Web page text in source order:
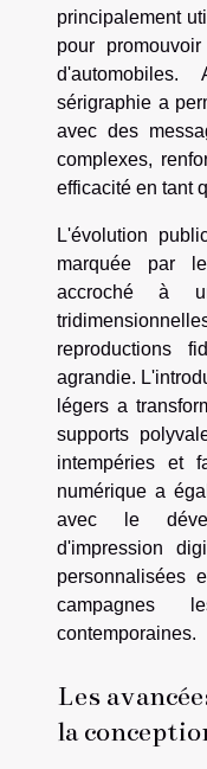
principalement
pour
sérigraphie a
avec des
complexes,
efficacité en tant
L'évolution
marquée par
accroché à
reproductions
agrandie.
légers a
supports
intempéries et
numérique a
avec le
d'impression
personnalisées
campagnes
contemporaines.
Les
la